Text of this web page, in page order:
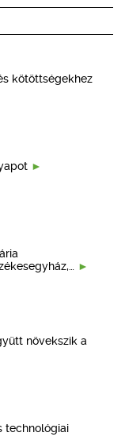
kötöttségekhez
növekszik a
technológiai